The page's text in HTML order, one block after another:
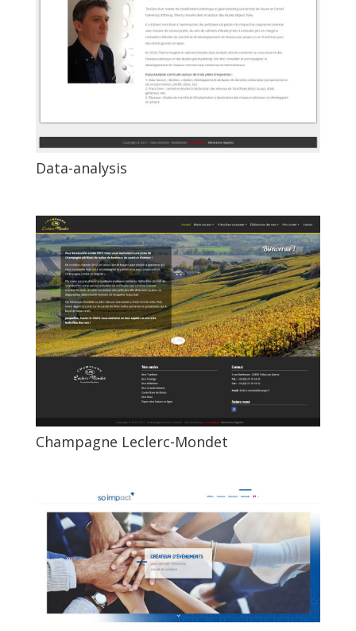
Data-analysis
Champagne Leclerc-Mondet